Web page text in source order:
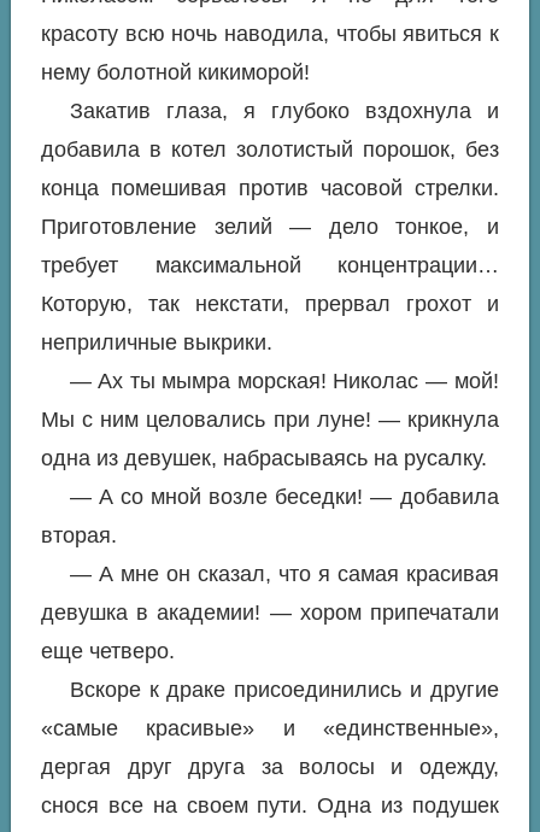
красоту всю ночь наводила, чтобы явиться к
нему болотной кикиморой!
Закатив глаза, я глубоко вздохнула и
добавила в котел золотистый порошок, без
конца помешивая против часовой стрелки.
Приготовление зелий — дело тонкое, и
требует максимальной концентрации…
Которую, так некстати, прервал грохот и
неприличные выкрики.
— Ах ты мымра морская! Николас — мой!
Мы с ним целовались при луне! — крикнула
одна из девушек, набрасываясь на русалку.
— А со мной возле беседки! — добавила
вторая.
— А мне он сказал, что я самая красивая
девушка в академии! — хором припечатали
еще четверо.
Вскоре к драке присоединились и другие
«самые красивые» и «единственные»,
дергая друг друга за волосы и одежду,
снося все на своем пути. Одна из подушек